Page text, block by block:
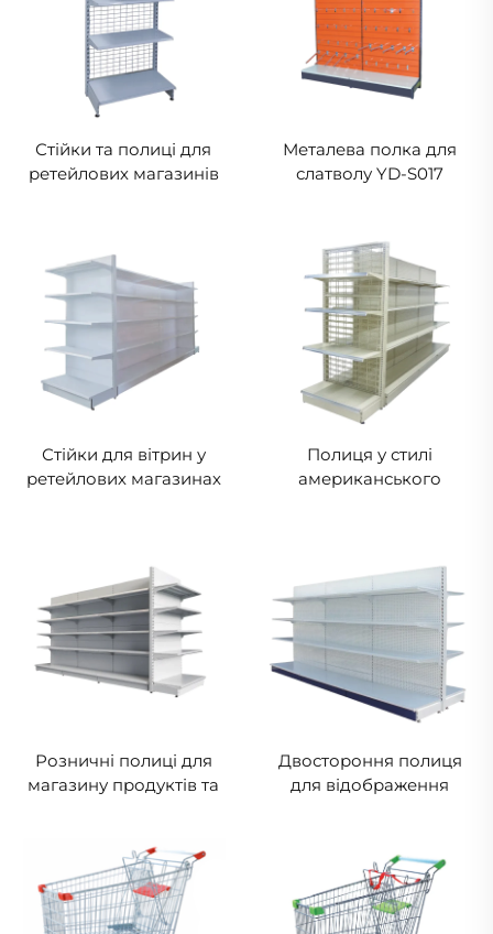
Стійки та полиці для
ретейлових магазинів
Металева полка для
слатволу YD-S017
Стійки для вітрин у
ретейлових магазинах
Полиця у стилі
американського
Розничні полиці для
магазину продуктів та
використання YD-S014
Двостороння полиця
для відображення